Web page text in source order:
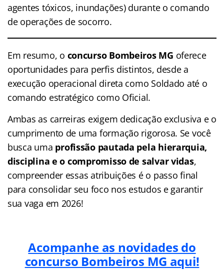
agentes tóxicos, inundações) durante o comando
de operações de socorro.
Em resumo, o concurso Bombeiros MG oferece
oportunidades para perfis distintos, desde a
execução operacional direta como Soldado até o
comando estratégico como Oficial.
Ambas as carreiras exigem dedicação exclusiva e o
cumprimento de uma formação rigorosa. Se você
busca uma profissão pautada pela hierarquia,
disciplina e o compromisso de salvar vidas,
compreender essas atribuições é o passo final
para consolidar seu foco nos estudos e garantir
sua vaga em 2026!
Acompanhe as novidades do
concurso Bombeiros MG aqui!